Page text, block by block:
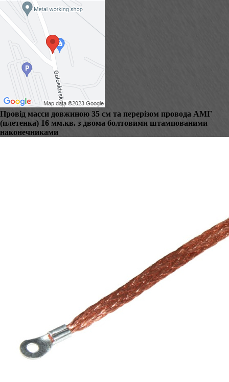
Провід масси довжиною 35 см та перерізом провода АМГ
(плетенка) 16 мм.кв. з двома болтовими штампованими
наконечниками